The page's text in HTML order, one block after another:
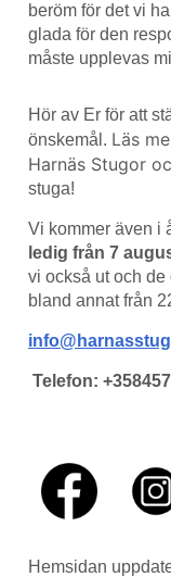
beröm för det vi
glada för den
måste upplevas
Hör av Er för att
önskemål. Läs
Harnäs Stugor
stuga!
Vi kommer även i
ledig från 7
vi också ut och
bland annat från
Telefon:
Hemsidan